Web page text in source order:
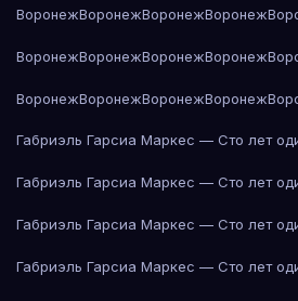
ВоронежВоронежВоронежВоронеж
ВоронежВоронежВоронежВоронеж
ВоронежВоронежВоронежВоронеж
Габриэль Гарсиа Маркес — Сто лет
Габриэль Гарсиа Маркес — Сто лет
Габриэль Гарсиа Маркес — Сто лет
Габриэль Гарсиа Маркес — Сто лет